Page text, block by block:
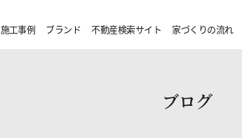
施工事例 ブランド 不動産検索サイト 家づくりの流れ
ブログ